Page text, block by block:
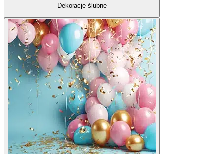
Dekoracje ślubne